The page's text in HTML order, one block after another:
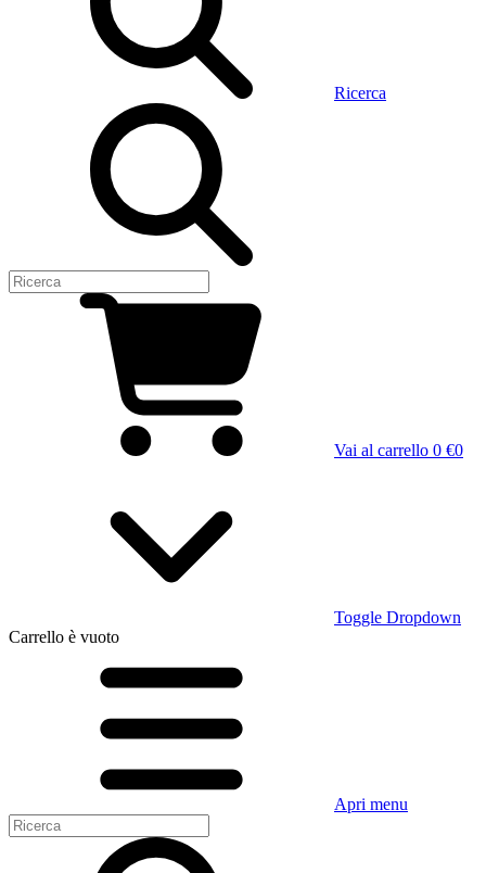
Ricerca
Vai al carrello 0 €0
Toggle Dropdown
Carrello è vuoto
Apri menu